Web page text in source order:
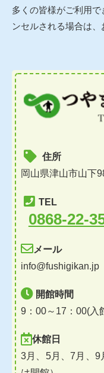
多くの皆様がご利用
ンセルされる場合は、
住所
岡山県津山市山下
TEL
0868-22-
メール
info@fushigikan.jp
開館時間
9：00～17：00(入
休館日
3月、5月、7月、9